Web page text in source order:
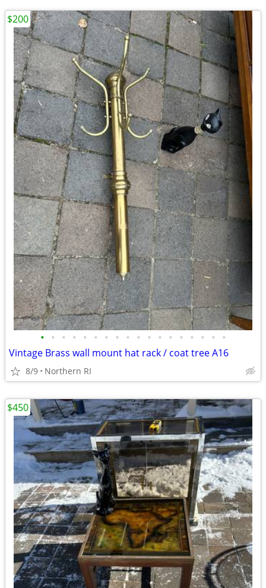
• • • • • • • • • • • • • • • • • •
Vintage Brass wall mount hat rack / coat tree A16
8/9 Northern RI
$200
$450